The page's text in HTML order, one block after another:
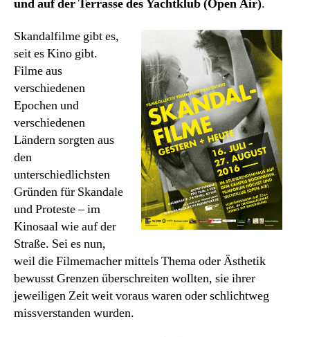
und auf der Terrasse des Yachtklub (Open Air).
Skandalfilme gibt es,
seit es Kino gibt.
Filme aus
verschiedenen
Epochen und
verschiedenen
Ländern sorgten aus
den
unterschiedlichsten
Gründen für Skandale
und Proteste – im
Kinosaal wie auf der
Straße. Sei es nun,
weil die Filmemacher mittels Thema oder Ästhetik
bewusst Grenzen überschreiten wollten, sie ihrer
jeweiligen Zeit weit voraus waren oder schlichtweg
missverstanden wurden.